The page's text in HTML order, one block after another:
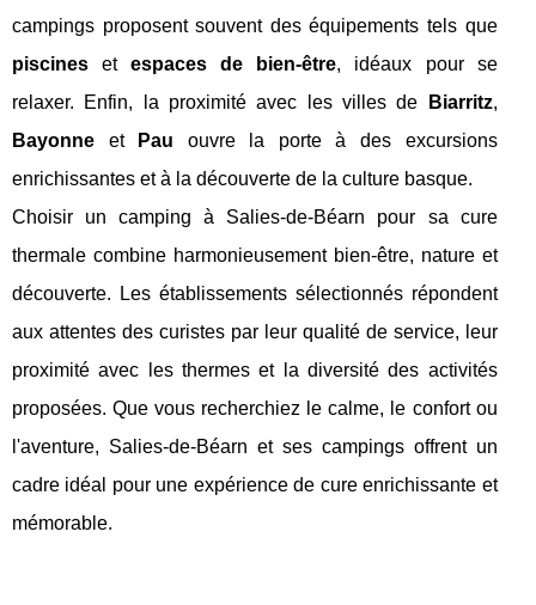
campings proposent souvent des équipements tels que
piscines etespaces de bien-être, idéaux pour se
relaxer. Enfin, la proximité avec les villes de
Biarritz,
Bayonne et Pau ouvre la porte à des excursions
enrichissantes et à la découverte de la culture basque.
Choisir un camping à Salies-de-Béarn pour sa cure
thermale combine harmonieusement bien-être, nature et
découverte. Les établissements sélectionnés répondent
aux attentes des curistes par leur qualité de service, leur
proximité avec les thermes et la diversité des activités
proposées. Que vous recherchiez le calme, le confort ou
l'aventure, Salies-de-Béarn et ses campings offrent un
cadre idéal pour une expérience de cure enrichissante et
mémorable.